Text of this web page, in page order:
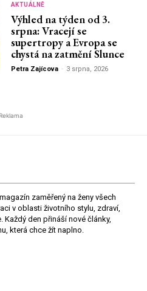
AKTUÁLNĚ
Výhled na týden od 3.
srpna: Vracejí se
supertropy a Evropa se
chystá na zatmění Slunce
Petra Zajícova - 3 srpna, 2026
Reklama
zaměřený na ženy všech
v oblasti životního stylu, zdraví,
den přináší nové články,
která chce žít naplno.